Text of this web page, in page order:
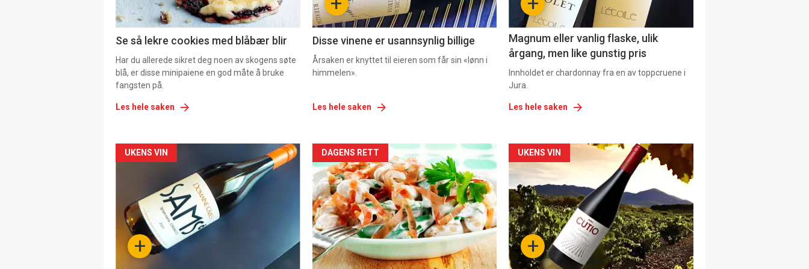
Se så lekre cookies med blåbær blir
Har du allerede sikret deg noen av skogens søte
blå, er disse minipaiene en god måte å bruke
fangsten på.
Les hele saken
2
Disse vinene er usannsynlig billige
Årsaken er knyttet til eieren som får sin «lønn i
himmelen».
Les hele saken
Magnum eller vanlig flaske, ulik
årgang, men like gunstig pris
Innholdet er chardonnay fra en av toppcruene i
Jura.
Les hele saken
Forsiden
akkurat
nå
-
+
UKENS VIN
Forsiden
akkurat
nå
-
5
DAGENS RETT
Forsiden
akkurat
nå
-
6 +
UKENS VIN